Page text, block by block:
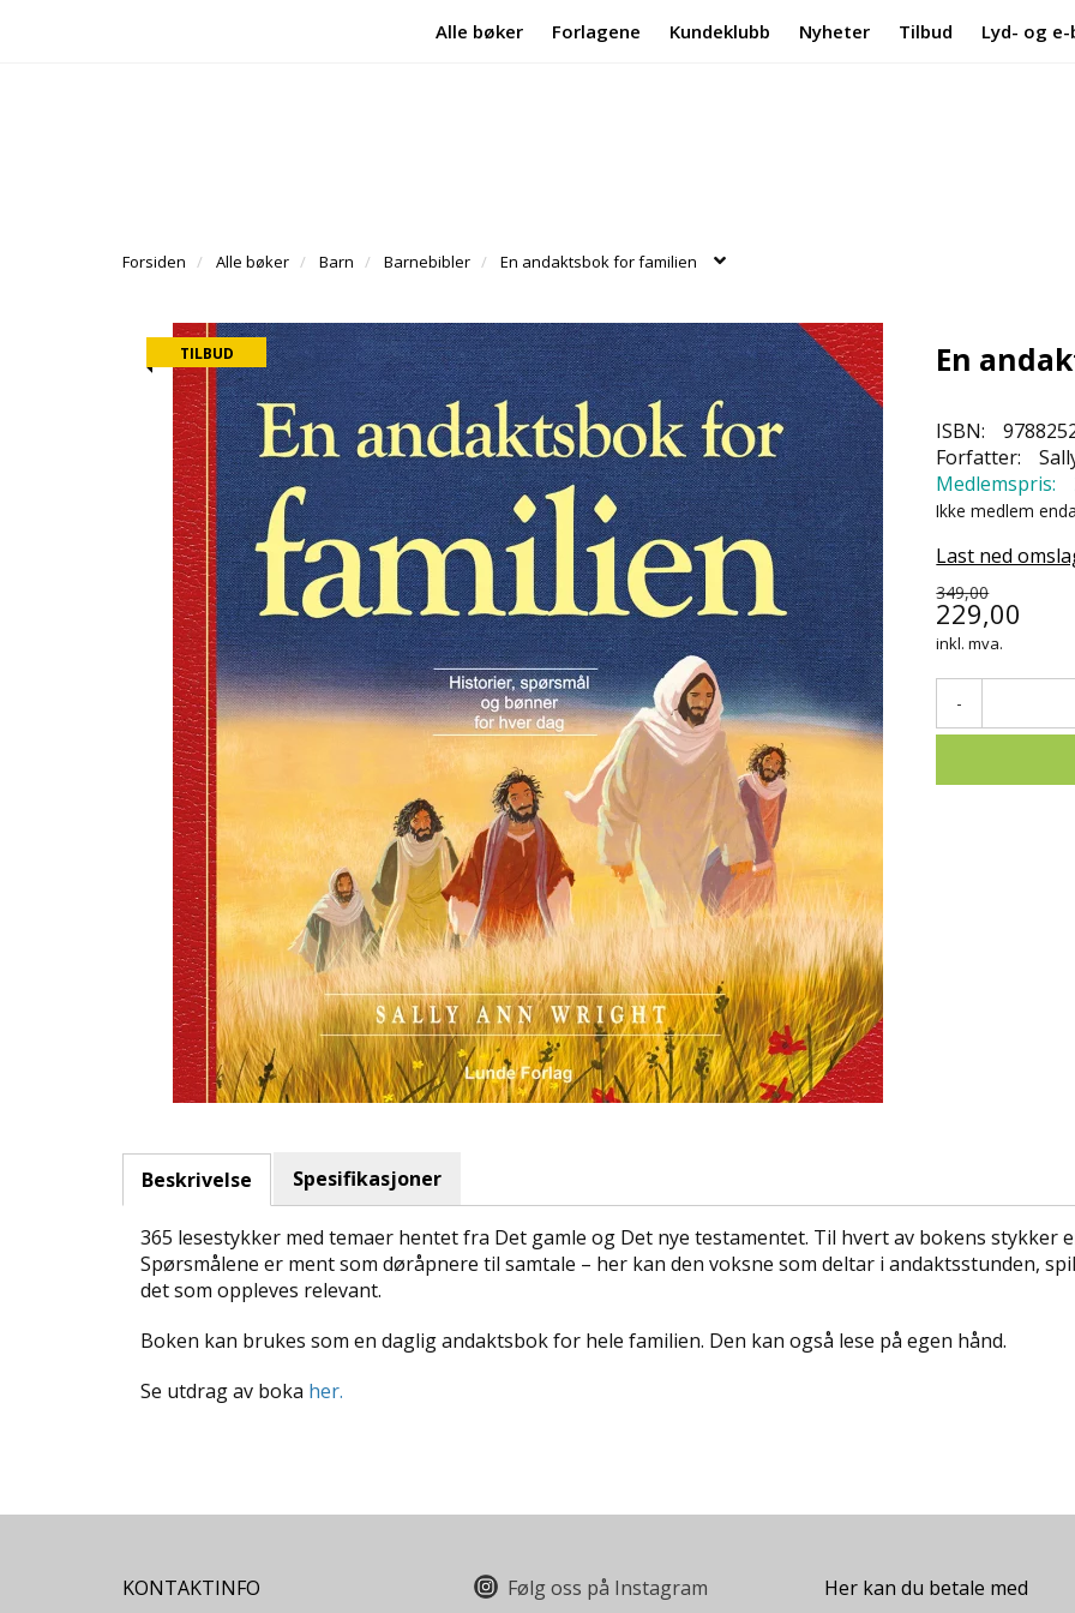
Alle bøker Forlagene Kundeklubb Nyheter Tilbud Lyd- og
Forsiden Alle bøker Barn Barnebibler En andaktsbok for familien
TILBUD En
ISBN:
Forfatter:
Medlemspris:
Ikke medlem
Last ned
349,00
229,00
inkl. mva.
-
Beskrivelse Spesifikasjoner
365 lesestykker med temaer hentet fra Det gamle og Det nye testamentet. Til hvert av bokens stykker
Spørsmålene er ment som døråpnere til samtale – her kan den voksne som deltar i andaktsstunden,
det som oppleves relevant.
Boken kan brukes som en daglig andaktsbok for hele familien. Den kan også lese på egen hånd.
Se utdrag av boka her.
KONTAKTINFO Følg oss på Instagram Her kan du betale med